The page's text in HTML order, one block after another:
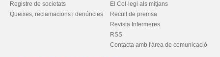
Registre de societats
Queixes, reclamacions i denúncies
El Col·legi als mitjans
Recull de premsa
Revista Infermeres
RSS
Contacta amb l'àrea de comunicació